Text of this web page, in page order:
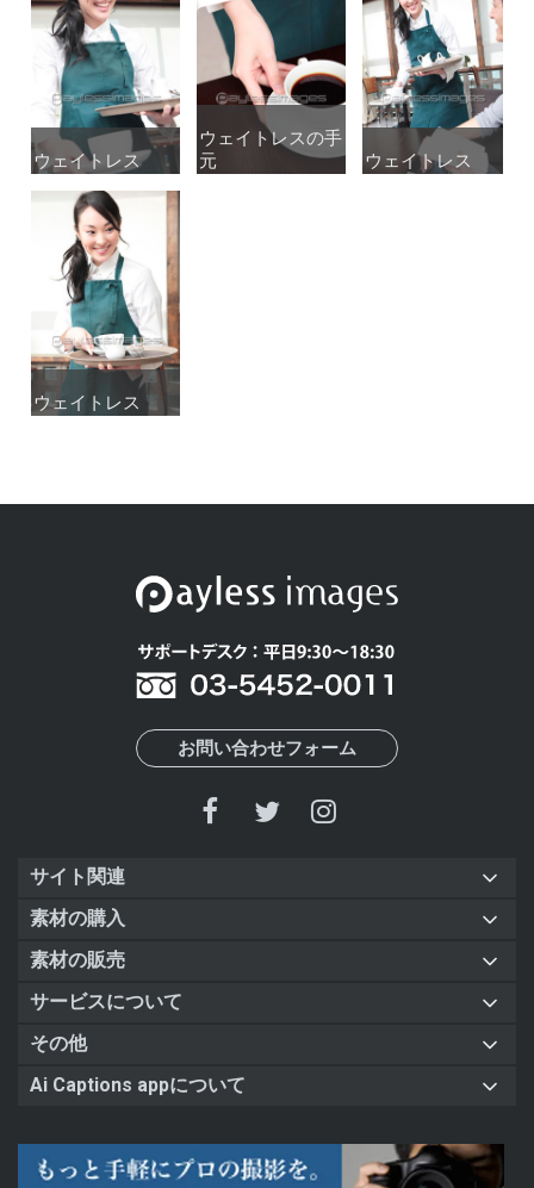
ウェイトレス
ウェイトレス
ウェイトレスの手
元
ウェイトレスの手
元
ウェイトレス
ウェイトレス
ウェイトレス
ウェイトレス
お問い合わせフォーム
サイト関連
素材の購入
素材の販売
サービスについて
その他
Ai Captions appについて